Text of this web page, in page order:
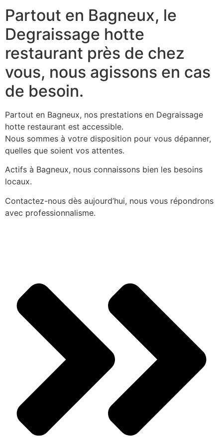
Partout en Bagneux, le
Degraissage hotte
restaurant près de chez
vous, nous agissons en cas
de besoin.
Partout en Bagneux, nos prestations en Degraissage
hotte restaurant est accessible.
Nous sommes à votre disposition pour vous dépanner,
quelles que soient vos attentes.
Actifs à Bagneux, nous connaissons bien les besoins
locaux.
Contactez-nous dès aujourd’hui, nous vous répondrons
avec professionnalisme.